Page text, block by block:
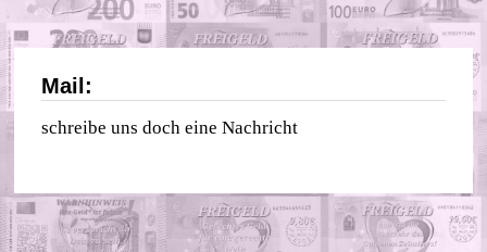
Mail:
schreibe uns doch eine Nachricht